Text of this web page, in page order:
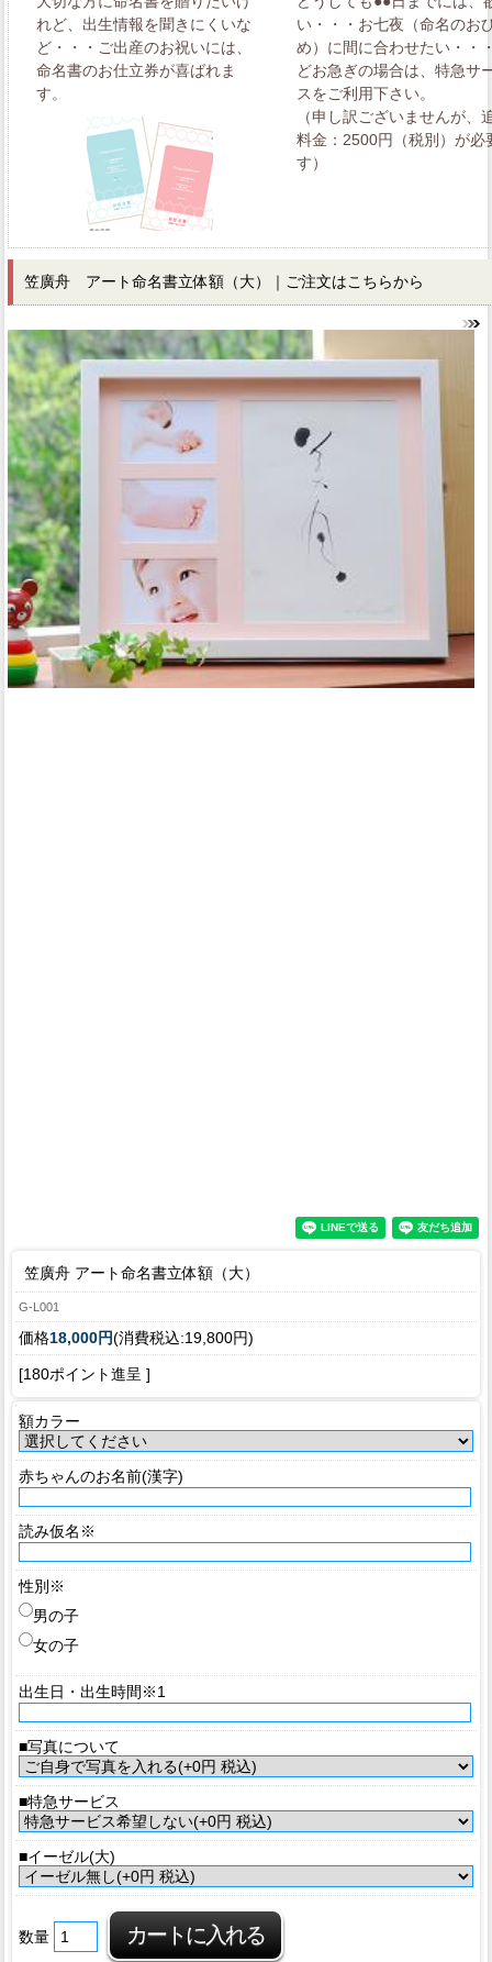
れど、出生情報を聞きにくいな
ど・・・ご出産のお祝いには、
命名書のお仕立券が喜ばれま
す。
い・・・お七夜（命名のお
め）に間に合わせたい・・
どお急ぎの場合は、特急サ
スをご利用下さい。
（申し訳ございませんが、
料金：2500円（税別）が必
す）
笠廣舟 アート命名書立体額（大）｜ご注文はこちらから
笠廣舟 アート命名書立体額（大）
G-L001
価格18,000円(消費税込:19,800円)
[180ポイント進呈 ]
額カラー
赤ちゃんのお名前(漢字)
読み仮名※
性別※
男の子
女の子
出生日・出生時間※1
■写真について
■特急サービス
■イーゼル(大)
数量